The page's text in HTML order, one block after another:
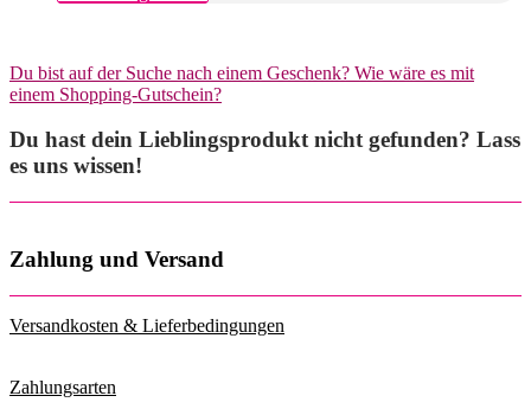
Varianten
auf.
Optionen
der
gewählt
werden
Du bist auf der Suche nach einem Geschenk? Wie wäre es mit
einem Shopping-Gutschein?
Du hast dein Lieblingsprodukt nicht gefunden? Lass
es uns wissen!
Zahlung und Versand
Versandkosten & Lieferbedingungen
Zahlungsarten